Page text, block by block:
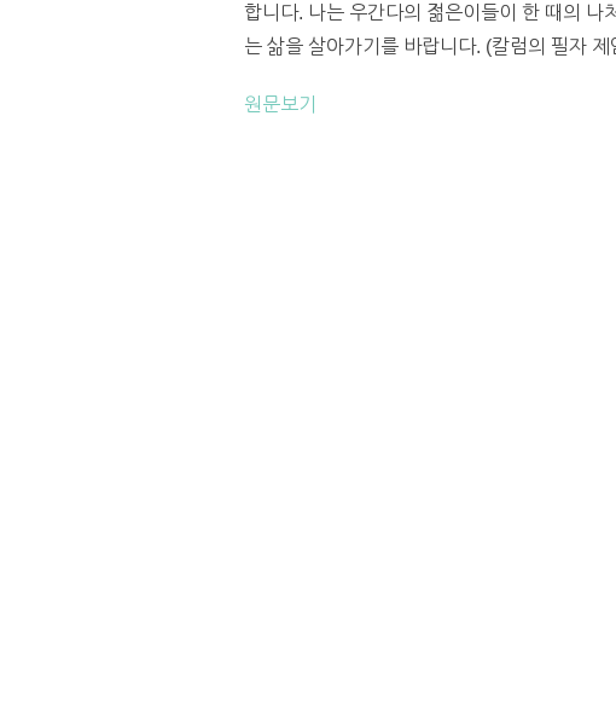
합니다. 나는 우간다의 젊은이들이 한 때의 나
는 삶을 살아가기를 바랍니다. (칼럼의 필자
원문보기